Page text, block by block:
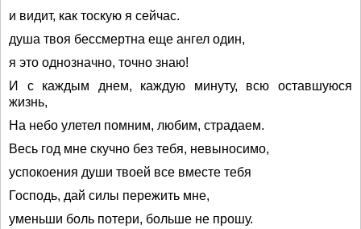
и видит, как тоскую я сейчас.
душа твоя бессмертна еще ангел один,
я это однозначно, точно знаю!
И с каждым днем, каждую минуту, всю оставшуюся
жизнь,
На небо улетел помним, любим, страдаем.
Весь год мне скучно без тебя, невыносимо,
успокоения души твоей все вместе тебя
Господь, дай силы пережить мне,
уменьши боль потери, больше не прошу.